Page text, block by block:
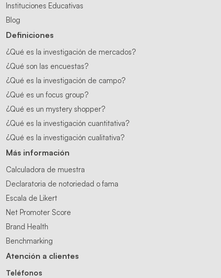
Instituciones Educativas
Blog
Definiciones
¿Qué es la investigación de mercados?
¿Qué son las encuestas?
¿Qué es la investigación de campo?
¿Qué es un focus group?
¿Qué es un mystery shopper?
¿Qué es la investigación cuantitativa?
¿Qué es la investigación cualitativa?
Más información
Calculadora de muestra
Declaratoria de notoriedad o fama
Escala de Likert
Net Promoter Score
Brand Health
Benchmarking
Atención a clientes
Teléfonos